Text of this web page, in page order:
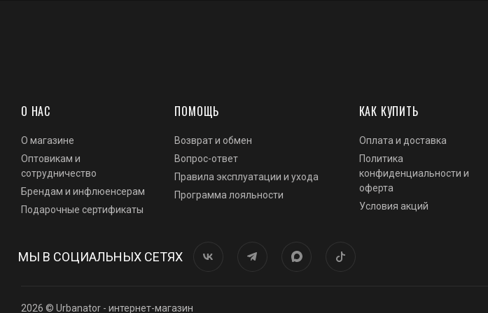
О НАС
О магазине
Оптовикам и
сотрудничество
Брендам и инфлюенсерам
Подарочные сертификаты
ПОМОЩЬ
Возврат и обмен
Вопрос-ответ
Правила эксплуатации и ухода
Программа лояльности
КАК КУПИТЬ
Оплата и доставка
Политика
конфиденциальности и
оферта
Условия акций
МЫ В СОЦИАЛЬНЫХ СЕТЯХ
2026 © Urbanator - интернет-магазин